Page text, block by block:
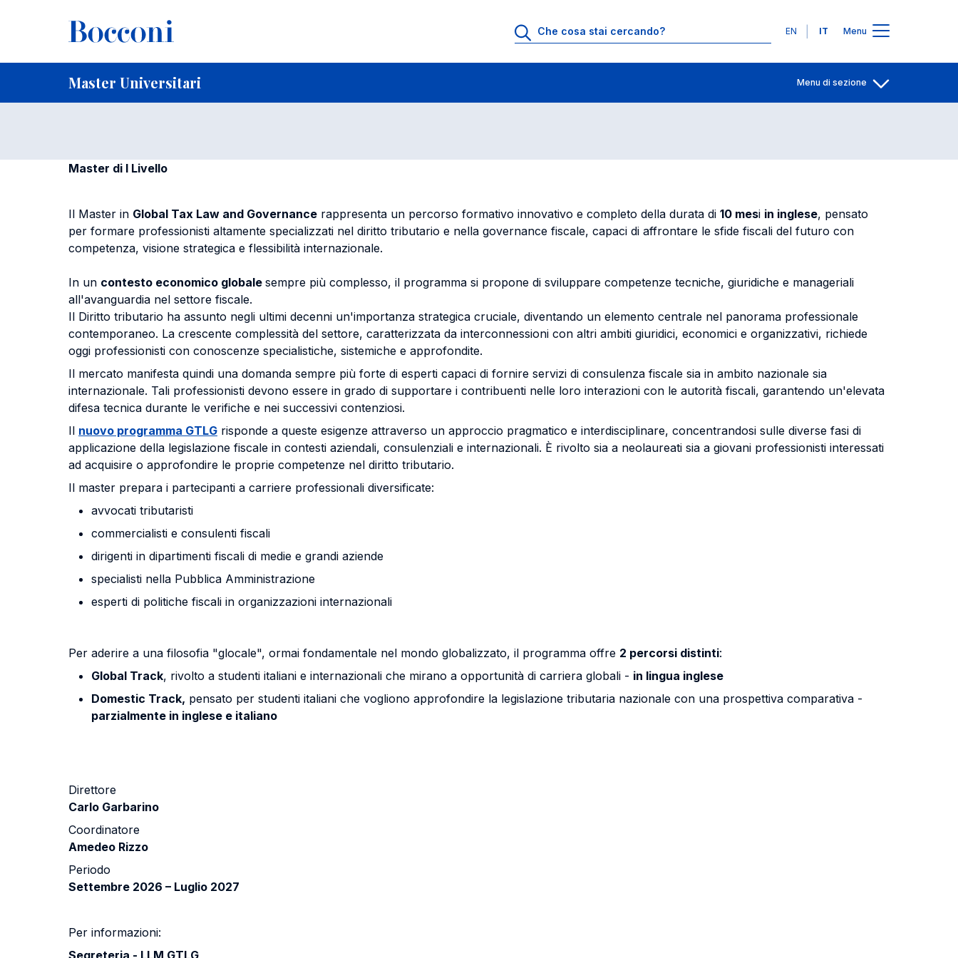
Lingue
EN IT Menu
Master Universitari Menu di sezione
Briciole di pane
Home
LLM in Global Tax Law and Governance Apri per
Master di I Livello
Il Master in Global Tax Law and Governance rappresenta un percorso formativo innovativo e completo della durata di 10 mesi in inglese, pensato
per formare professionisti altamente specializzati nel diritto tributario e nella governance fiscale, capaci di affrontare le sfide fiscali del futuro con
competenza, visione strategica e flessibilità internazionale.
In un contesto economico globale sempre più complesso, il programma si propone di sviluppare competenze tecniche, giuridiche e manageriali
all'avanguardia nel settore fiscale.
Il Diritto tributario ha assunto negli ultimi decenni un'importanza strategica cruciale, diventando un elemento centrale nel panorama professionale
contemporaneo. La crescente complessità del settore, caratterizzata da interconnessioni con altri ambiti giuridici, economici e organizzativi, richiede
oggi professionisti con conoscenze specialistiche, sistemiche e approfondite.
Il mercato manifesta quindi una domanda sempre più forte di esperti capaci di fornire servizi di consulenza fiscale sia in ambito nazionale sia
internazionale. Tali professionisti devono essere in grado di supportare i contribuenti nelle loro interazioni con le autorità fiscali, garantendo un'elevata
difesa tecnica durante le verifiche e nei successivi contenziosi.
Il nuovo programma GTLG risponde a queste esigenze attraverso un approccio pragmatico e interdisciplinare, concentrandosi sulle diverse fasi di
applicazione della legislazione fiscale in contesti aziendali, consulenziali e internazionali. È rivolto sia a neolaureati sia a giovani professionisti interessati
ad acquisire o approfondire le proprie competenze nel diritto tributario.
Il master prepara i partecipanti a carriere professionali diversificate:
avvocati tributaristi
commercialisti e consulenti fiscali
dirigenti in dipartimenti fiscali di medie e grandi aziende
specialisti nella Pubblica Amministrazione
esperti di politiche fiscali in organizzazioni internazionali
Per aderire a una filosofia "glocale", ormai fondamentale nel mondo globalizzato, il programma offre 2 percorsi distinti:
Global Track, rivolto a studenti italiani e internazionali che mirano a opportunità di carriera globali - in lingua inglese
Domestic Track, pensato per studenti italiani che vogliono approfondire la legislazione tributaria nazionale con una prospettiva comparativa -
parzialmente in inglese e italiano
Direttore
Carlo Garbarino
Coordinatore
Amedeo Rizzo
Periodo
Settembre 2026 – Luglio 2027
Per informazioni:
Segreteria - LLM GTLG